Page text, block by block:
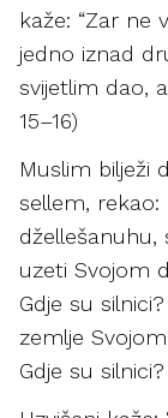
kaže: “Zar ne
jedno iznad
svijetlim dao,
15–16)
Muslim bilježi
sellem, rekao:
uzeti Svojom
Gdje su
zemlje
Gdje su